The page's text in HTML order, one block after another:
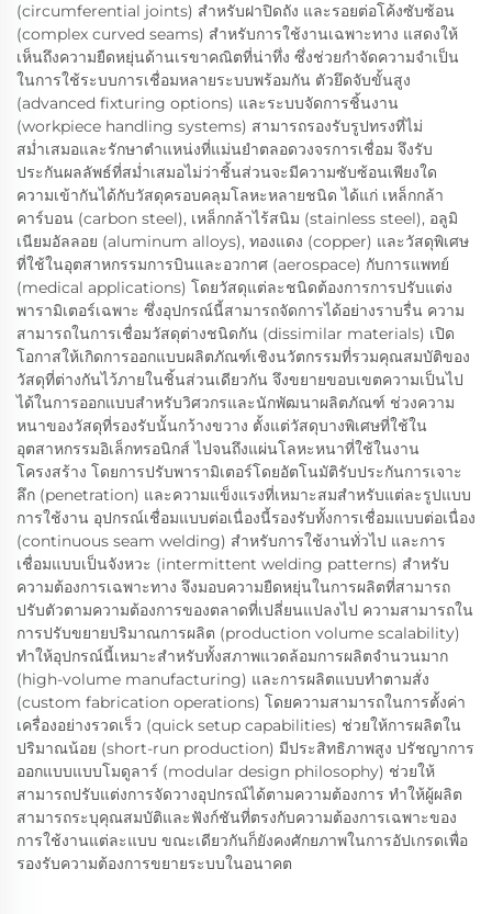
(circumferential joints) สำหรับฝาปิดถัง และรอยต่อโค้งซับซ้อน
(complex curved seams) สำหรับการใช้งานเฉพาะทาง แสดงให้
เห็นถึงความยืดหยุ่นด้านเรขาคณิตที่น่าทึ่ง ซึ่งช่วยกำจัดความจำเป็น
ในการใช้ระบบการเชื่อมหลายระบบพร้อมกัน ตัวยึดจับขั้นสูง
(advanced fixturing options) และระบบจัดการชิ้นงาน
(workpiece handling systems) สามารถรองรับรูปทรงที่ไม่
สม่ำเสมอและรักษาตำแหน่งที่แม่นยำตลอดวงจรการเชื่อม จึงรับ
ประกันผลลัพธ์ที่สม่ำเสมอไม่ว่าชิ้นส่วนจะมีความซับซ้อนเพียงใด
ความเข้ากันได้กับวัสดุครอบคลุมโลหะหลายชนิด ได้แก่ เหล็กกล้า
คาร์บอน (carbon steel), เหล็กกล้าไร้สนิม (stainless steel), อลูมิ
เนียมอัลลอย (aluminum alloys), ทองแดง (copper) และวัสดุพิเศษ
ที่ใช้ในอุตสาหกรรมการบินและอวกาศ (aerospace) กับการแพทย์
(medical applications) โดยวัสดุแต่ละชนิดต้องการการปรับแต่ง
พารามิเตอร์เฉพาะ ซึ่งอุปกรณ์นี้สามารถจัดการได้อย่างราบรื่น ความ
สามารถในการเชื่อมวัสดุต่างชนิดกัน (dissimilar materials) เปิด
โอกาสให้เกิดการออกแบบผลิตภัณฑ์เชิงนวัตกรรมที่รวมคุณสมบัติของ
วัสดุที่ต่างกันไว้ภายในชิ้นส่วนเดียวกัน จึงขยายขอบเขตความเป็นไป
ได้ในการออกแบบสำหรับวิศวกรและนักพัฒนาผลิตภัณฑ์ ช่วงความ
หนาของวัสดุที่รองรับนั้นกว้างขวาง ตั้งแต่วัสดุบางพิเศษที่ใช้ใน
อุตสาหกรรมอิเล็กทรอนิกส์ ไปจนถึงแผ่นโลหะหนาที่ใช้ในงาน
โครงสร้าง โดยการปรับพารามิเตอร์โดยอัตโนมัติรับประกันการเจาะ
ลึก (penetration) และความแข็งแรงที่เหมาะสมสำหรับแต่ละรูปแบบ
การใช้งาน อุปกรณ์เชื่อมแบบต่อเนื่องนี้รองรับทั้งการเชื่อมแบบต่อเนื่อง
(continuous seam welding) สำหรับการใช้งานทั่วไป และการ
เชื่อมแบบเป็นจังหวะ (intermittent welding patterns) สำหรับ
ความต้องการเฉพาะทาง จึงมอบความยืดหยุ่นในการผลิตที่สามารถ
ปรับตัวตามความต้องการของตลาดที่เปลี่ยนแปลงไป ความสามารถใน
การปรับขยายปริมาณการผลิต (production volume scalability)
ทำให้อุปกรณ์นี้เหมาะสำหรับทั้งสภาพแวดล้อมการผลิตจำนวนมาก
(high-volume manufacturing) และการผลิตแบบทำตามสั่ง
(custom fabrication operations) โดยความสามารถในการตั้งค่า
เครื่องอย่างรวดเร็ว (quick setup capabilities) ช่วยให้การผลิตใน
ปริมาณน้อย (short-run production) มีประสิทธิภาพสูง ปรัชญาการ
ออกแบบแบบโมดูลาร์ (modular design philosophy) ช่วยให้
สามารถปรับแต่งการจัดวางอุปกรณ์ได้ตามความต้องการ ทำให้ผู้ผลิต
สามารถระบุคุณสมบัติและฟังก์ชันที่ตรงกับความต้องการเฉพาะของ
การใช้งานแต่ละแบบ ขณะเดียวกันก็ยังคงศักยภาพในการอัปเกรดเพื่อ
รองรับความต้องการขยายระบบในอนาคต